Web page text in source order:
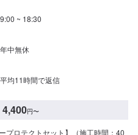
9:00 ~ 18:30
年中無休
平均11時間で返信
4,400円〜
プロテクトセット】（施工時間：40